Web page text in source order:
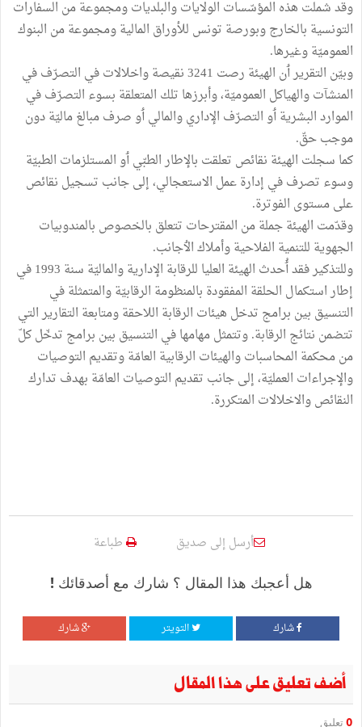
وقد شملت هذه المؤسّسات الولايات والبلديات ومجموعة من السفارات
التونسية بالخارج وبورصة تونس للأوراق المالية ومجموعة من البنوك
العموميّة وغيرها.
وبيّن التقرير ٲن الهيئة رصت 3241 نقيصة واخلالات في التصرّف في
المنشآت والهياكل العموميّة، وأبرزها تلك المتعلقة بسوء التصرّف في
الموارد البشرية ٲو التصرّف الإداري والمالي ٲو صرف مبالغ ماليّة دون
موجب حقّ.
كما سجلت الهيئة نقائص تعلقت بالإطار الطبّي ٲو المستلزمات الطبيّة
وسوء تصرف في إدارة عمل الاستعجالي، إلى جانب تسجيل نقائص
على مستوى الفوترة.
وقدّمت الهيئة جملة من المقترحات تتعلق بالخصوص بالمندوبيات
الجهوية للتنمية الفلاحية وأملاك الٲجانب.
وللتذكير فقد ٲُحدث الهيئة العليا للرقابة الإدارية والماليّة سنة 1993 في
إطار استكمال الحلقة المفقودة بالمنظومة الرقابيّة والمتمثلة في
التنسيق بين برامج تدخل هيئات الرقابة اللاحقة ومتابعة التقارير التي
تتضمن نتائج الرقابة. وتتمثل مهامها في التنسيق بين برامج تدخّل كلّ
من محكمة المحاسبات والهيئات الرقابية العامّة وتقديم التوصيات
والإجراءات العمليّة، إلى جانب تقديم التوصيات العامّة بهدف تدارك
النقائص والاخلالات المتكررة.
أرسل إلى صديق طباعة
هل أعجبك هذا المقال ؟ شارك مع أصدقائك !
شارك التويتر شارك
أضف تعليق على هذا المقال
0 تعليق